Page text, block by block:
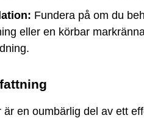
Fundera på om du
eller en körbar
är en oumbärlig del av ett